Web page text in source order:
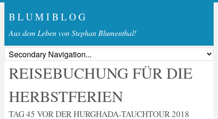
B L U M I B L O G
Aus dem Leben von Stephan Blumenthal!
REISEBUCHUNG FÜR DIE
HERBSTFERIEN
TAG 45 VOR DER HURGHADA-TAUCHTOUR 2018